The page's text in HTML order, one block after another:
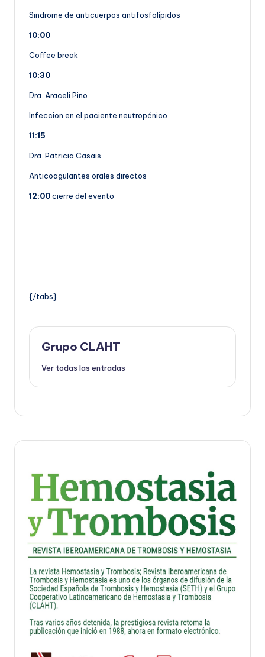
Sindrome de anticuerpos antifosfolípidos
10:00
Coffee break
10:30
Dra. Araceli Pino
Infeccion en el paciente neutropénico
11:15
Dra. Patricia Casais
Anticoagulantes orales directos
12:00cierre del evento
{/tabs}
Grupo CLAHT
Ver todas las entradas